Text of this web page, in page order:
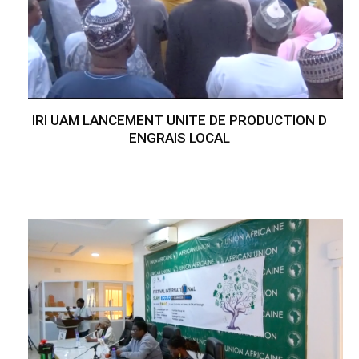
IRI UAM LANCEMENT UNITE DE PRODUCTION D
ENGRAIS LOCAL